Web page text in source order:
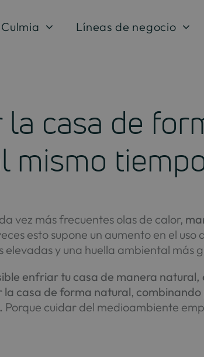
Culmia Líneas de negocio
la casa de
mismo
vez más frecuentes olas de calor,
esto supone un aumento en el
y una huella ambiental más
enfriar tu casa de manera
la casa de forma natural, combinando
Porque cuidar del medioambiente